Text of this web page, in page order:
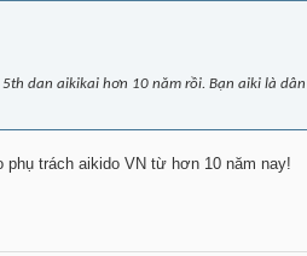
dan aikikai hơn 10 năm rồi. Bạn aiki là
trách aikido VN từ hơn 10 năm nay!